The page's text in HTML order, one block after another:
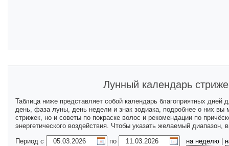
Лунный календарь
Таблица ниже представляет собой календарь благоприятных
день, фаза луны, день недели и знак зодиака, подробнее о них вы
стрижек, но и советы по покраске волос и рекомендации по
энергетического воздействия. Чтобы указать желаемый
Период с
по на неделю